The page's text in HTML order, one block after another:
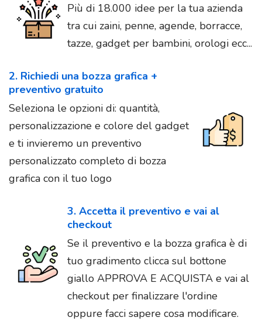
Più di 18.000 idee per la tua azienda
tra cui zaini, penne, agende, borracce,
tazze, gadget per bambini, orologi ecc...
2. Richiedi una bozza grafica +
preventivo gratuito
Seleziona le opzioni di: quantità,
personalizzazione e colore del gadget
e ti invieremo un preventivo
personalizzato completo di bozza
grafica con il tuo logo
3. Accetta il preventivo e vai al
checkout
Se il preventivo e la bozza grafica è di
tuo gradimento clicca sul bottone
giallo APPROVA E ACQUISTA e vai al
checkout per finalizzare l'ordine
oppure facci sapere cosa modificare.